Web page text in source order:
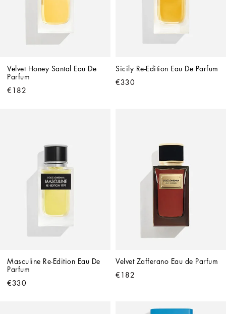
Velvet Honey Santal Eau De
Parfum
€182
Sicily Re-Edition Eau De Parfum
€330
Masculine Re-Edition Eau De
Parfum
€330
Velvet Zafferano Eau de Parfum
€182